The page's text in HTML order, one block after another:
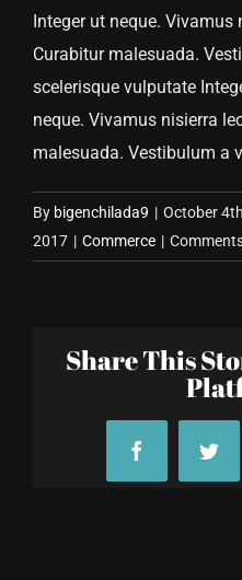
Integer ut neque. Vivamus
Curabitur malesuada.
scelerisque vulputate
neque. Vivamus nisierra
malesuada. Vestibulum a
By bigenchilada9 | October
2017 | Commerce |
Share This
Facebook